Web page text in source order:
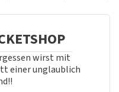
wirst mit
einer unglaublich